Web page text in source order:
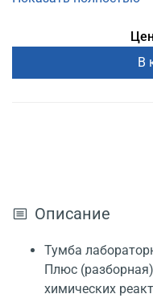
В
Описание
Тумба
Плюс
химических